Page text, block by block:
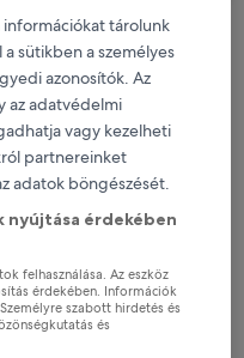
ha változnak
minden
szóló árakkal
a dátumokra
információkat tárolunk
sütikben a személyes
azonosítók. Az
az adatvédelmi
vagy kezelheti
partnereinket
adatok böngészését.
nyújtása érdekében
felhasználása. Az eszköz
érdekében. Információk
szabott hirdetés és
és